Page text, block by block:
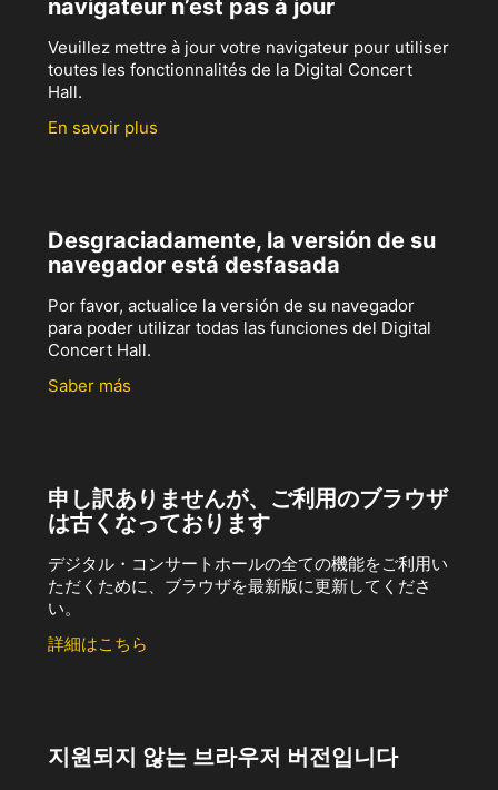
navigateur n’est pas à jour
Veuillez mettre à jour votre navigateur pour utiliser
toutes les fonctionnalités de la Digital Concert
Hall.
En savoir plus
Desgraciadamente, la versión de su
navegador está desfasada
Por favor, actualice la versión de su navegador
para poder utilizar todas las funciones del Digital
Concert Hall.
Saber más
申し訳ありませんが、ご利用のブラウザ
は古くなっております
デジタル・コンサートホールの全ての機能をご利用い
ただくために、ブラウザを最新版に更新してくださ
い。
詳細はこちら
지원되지 않는 브라우저 버전입니다